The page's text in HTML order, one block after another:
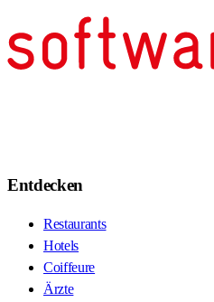
Entdecken
Restaurants
Hotels
Coiffeure
Ärzte